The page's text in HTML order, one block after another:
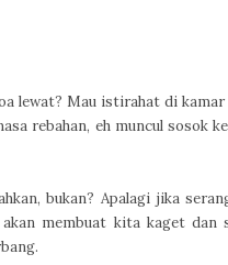
lewat? Mau istirahat di
rebahan, eh muncul sosok
bukan? Apalagi jika
membuat kita kaget dan